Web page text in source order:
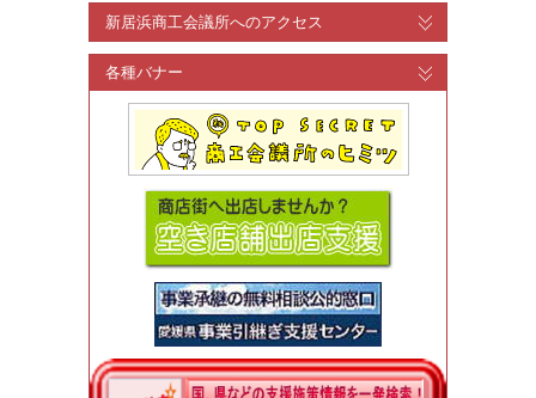
新居浜商工会議所へのアクセス
各種バナー